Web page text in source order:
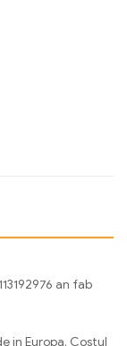
an fab
in Europa. Costul